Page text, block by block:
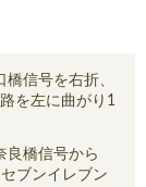
信号を右折、
を左に曲がり1
良橋信号から
ブンイレブン